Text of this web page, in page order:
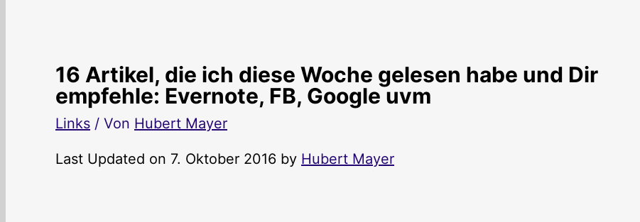
16 Artikel, die ich diese Woche gelesen habe und Dir
empfehle: Evernote, FB, Google uvm
Links / Von Hubert Mayer
Last Updated on 7. Oktober 2016 by Hubert Mayer